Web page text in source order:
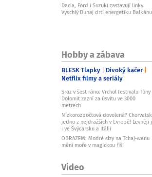
Dacia, Ford i Suzuki zastavují linky.
Vyschlý Dunaj drtí energetiku Balkánu
Hobby a zábava
BLESK Tlapky Divoký kačer
Netflix filmy a seriály
Sraz v šest ráno. Vrchol festivalu Tóny
Dolomit zazní za úsvitu ve 3000
metrech
Nízkorozpočtová dovolená?
jedno z nejdražších v Evropě! Levněji
i ve Švýcarsku a Itálii
OBRAZEM: Modré slzy na Tchaj-wanu
mění moře v magickou říši
Video